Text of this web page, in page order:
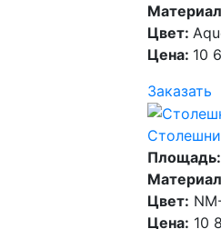
Цвет:
Цена: 10
Заказать
Площадь:
Цвет:
Цена: 10